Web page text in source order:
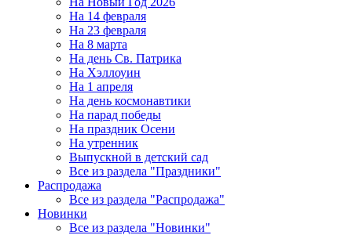
На 14 февраля
На 23 февраля
На 8 марта
На день Св. Патрика
На Хэллоуин
На 1 апреля
На день космонавтики
На парад победы
На праздник Осени
На утренник
Выпускной в детский сад
Все из раздела "Праздники"
Распродажа
Все из раздела "Распродажа"
Новинки
Все из раздела "Новинки"